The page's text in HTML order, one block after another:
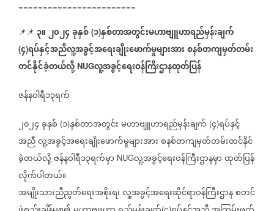
========================
📌📌 ၃။၂၀၂၄ခုနှစ် (၁)နှစ်တာအတွင်းမဟာဗျူဟာရည်မှန်းချက်
(၄)ရပ်နှင့်အညီလူ့အခွင့်အရေးချိုးဖောက်မှုများအားစနစ်တကျမှတ်တမ်း
တင်နိုင်ခဲ့တယ်လို့ NUGလူ့အခွင့်ရေးဝန်ကြီးဌာနထုတ်ပြန်
ဇန်နဝါရီ၁၃ရက်
၂၀၂၄ခုနှစ် (၁)နှစ်တာအတွင်းမဟာဗျူဟာရည်မှန်းချက် (၄)ရပ်နှင့်
အညီလူ့အခွင့်အရေးချိုးဖောက်မှုများအားစနစ်တကျမှတ်တမ်းတင်နိုင်
ခဲ့တယ်လို့ဇန်နဝါရီ၁၃ရက်မှာ NUGလူ့အခွင့်ရေးဝန်ကြီးဌာနမှာထုတ်ပြန်
လိုက်ပါတယ်။
အမျိုးသားညီညွတ်ရေးအစိုးရ၊လူ့အခွင့်အရေးဆိုင်ရာဝန်ကြီးဌာနစတင်